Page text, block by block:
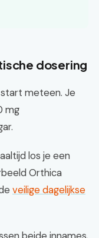
dosering
meteen. Je
mg
los je een
Orthica
veilige dagelijkse